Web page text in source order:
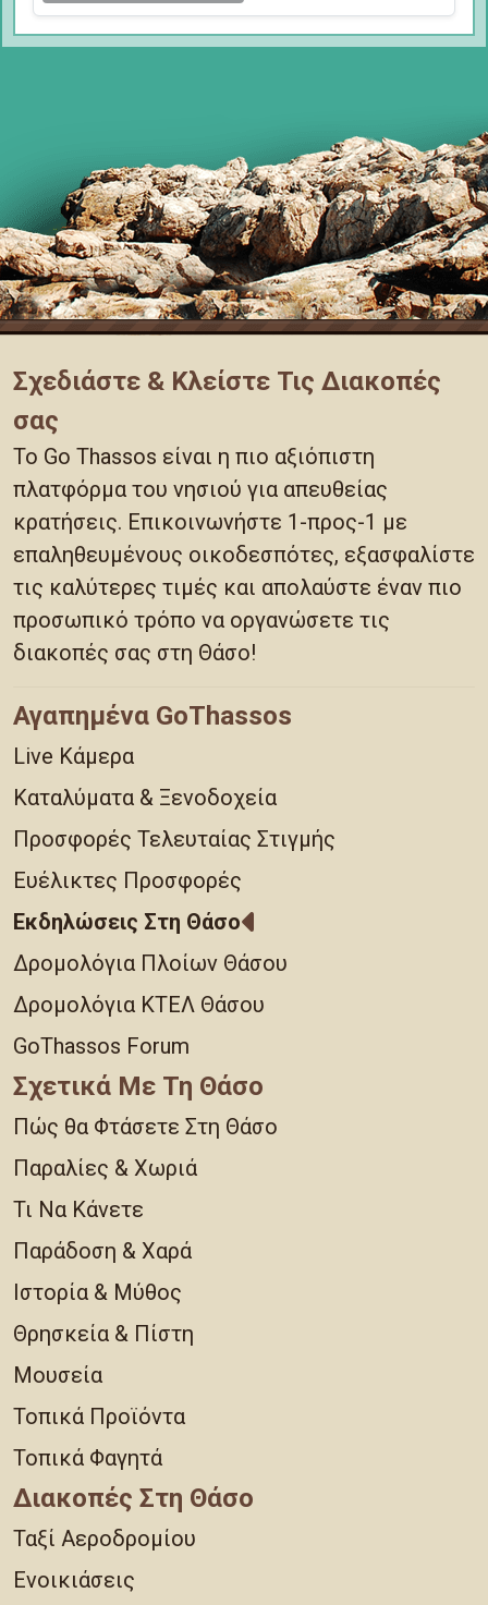
Σχεδιάστε & Κλείστε Τις Διακοπές
σας
Το Go Thassos είναι η πιο αξιόπιστη
πλατφόρμα του νησιού για απευθείας
κρατήσεις. Επικοινωνήστε 1-προς-1 με
επαληθευμένους οικοδεσπότες, εξασφαλίστε
τις καλύτερες τιμές και απολαύστε έναν πιο
προσωπικό τρόπο να οργανώσετε τις
διακοπές σας στη Θάσο!
Αγαπημένα GoThassos
Live Κάμερα
Καταλύματα & Ξενοδοχεία
Προσφορές Τελευταίας Στιγμής
Ευέλικτες Προσφορές
Εκδηλώσεις Στη Θάσο
Δρομολόγια Πλοίων Θάσου
Δρομολόγια ΚΤΕΛ Θάσου
GoThassos Forum
Σχετικά Με Τη Θάσο
Πώς θα Φτάσετε Στη Θάσο
Παραλίες & Χωριά
Τι Να Κάνετε
Παράδοση & Χαρά
Ιστορία & Μύθος
Θρησκεία & Πίστη
Μουσεία
Τοπικά Προϊόντα
Τοπικά Φαγητά
Διακοπές Στη Θάσο
Ταξί Αεροδρομίου
Ενοικιάσεις